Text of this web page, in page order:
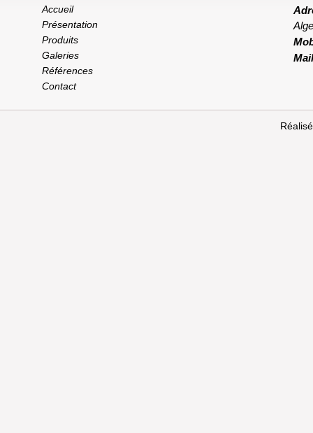
Accueil
Présentation
Produits
Galeries
Références
Contact